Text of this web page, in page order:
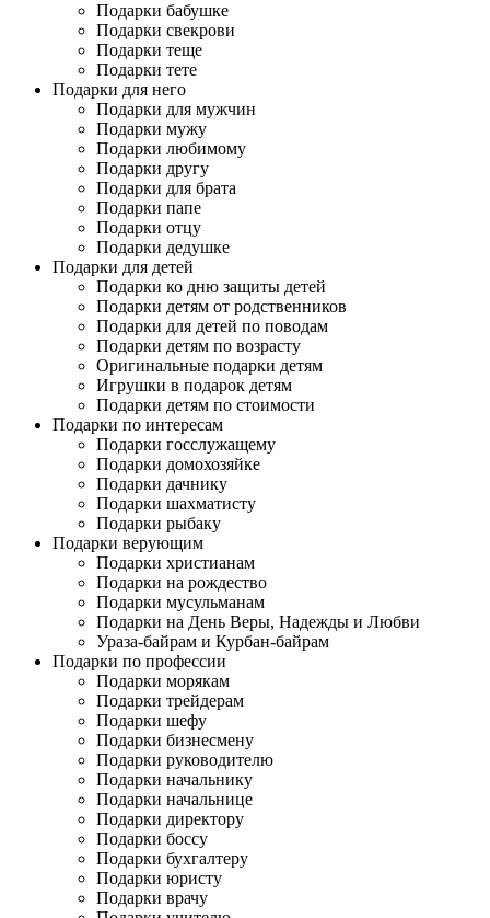
Подарки бабушке
Подарки свекрови
Подарки теще
Подарки тете
Подарки для него
Подарки для мужчин
Подарки мужу
Подарки любимому
Подарки другу
Подарки для брата
Подарки папе
Подарки отцу
Подарки дедушке
Подарки для детей
Подарки ко дню защиты детей
Подарки детям от родственников
Подарки для детей по поводам
Подарки детям по возрасту
Оригинальные подарки детям
Игрушки в подарок детям
Подарки детям по стоимости
Подарки по интересам
Подарки госслужащему
Подарки домохозяйке
Подарки дачнику
Подарки шахматисту
Подарки рыбаку
Подарки верующим
Подарки христианам
Подарки на рождество
Подарки мусульманам
Подарки на День Веры, Надежды и Любви
Ураза-байрам и Курбан-байрам
Подарки по профессии
Подарки морякам
Подарки трейдерам
Подарки шефу
Подарки бизнесмену
Подарки руководителю
Подарки начальнику
Подарки начальнице
Подарки директору
Подарки боссу
Подарки бухгалтеру
Подарки юристу
Подарки врачу